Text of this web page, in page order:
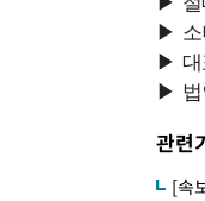
관련
[속